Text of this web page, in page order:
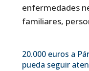
enfermedades
familiares,
20.000 euros a
pueda seguir